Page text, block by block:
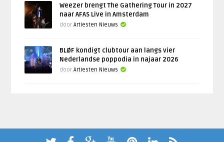
Weezer brengt The Gathering Tour in 2027
naar AFAS Live in Amsterdam
doorArtiesten Nieuws
BLØF kondigt clubtour aan langs vier
Nederlandse poppodia in najaar 2026
doorArtiesten Nieuws